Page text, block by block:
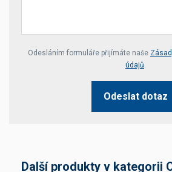
Your website *
Odesláním formuláře přijímáte naše
údajů.
Odeslat dotaz
Další produkty v kategorii